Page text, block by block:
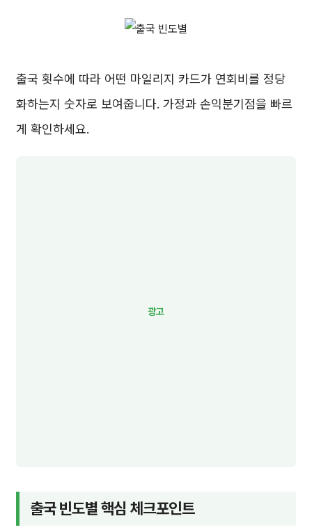
출국 횟수에 따라 어떤 마일리지 카드가 연회비를 정당
화하는지 숫자로 보여줍니다. 가정과 손익분기점을 빠르
게 확인하세요.
출국 빈도별 핵심 체크포인트